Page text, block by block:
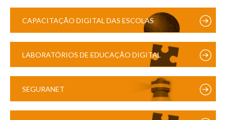
CAPACITAÇÃO DIGITAL DAS ESCOLAS
LABORATÓRIOS DE EDUCAÇÃO DIGITAL
SEGURANET